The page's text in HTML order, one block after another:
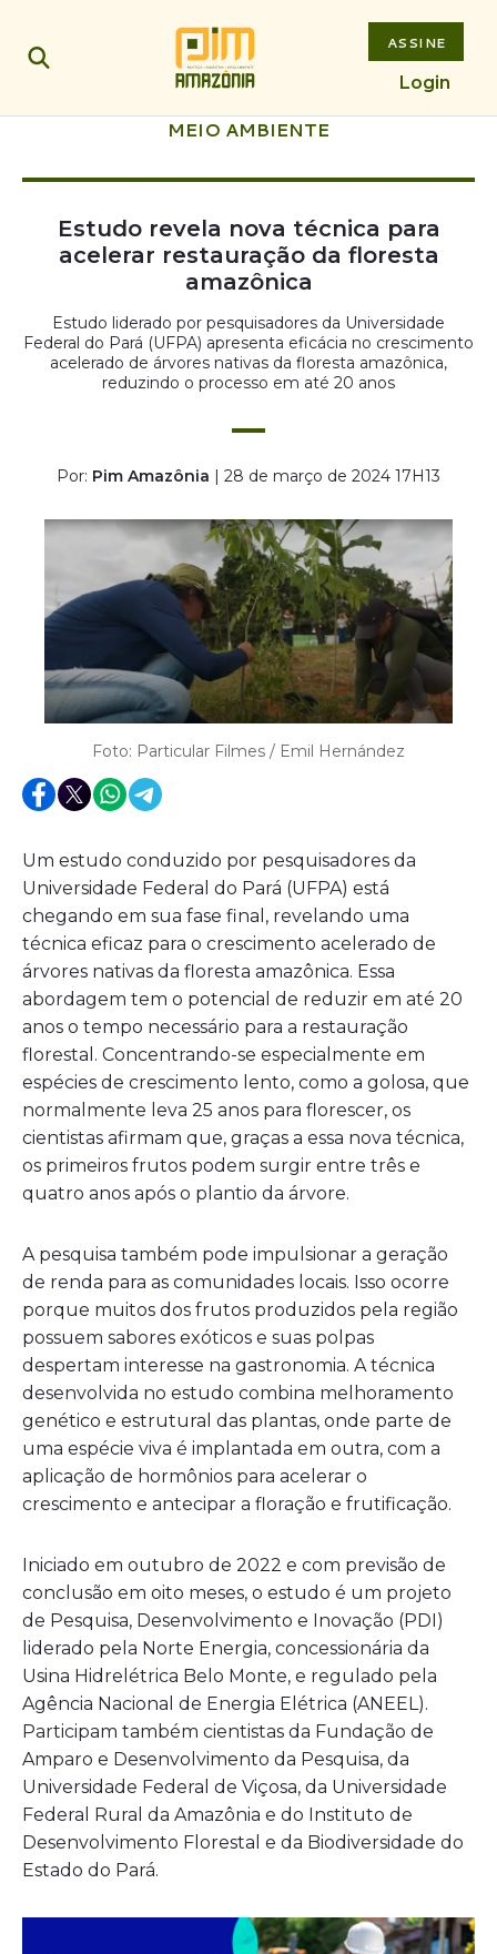
ASSINE
Login
MEIO AMBIENTE
Estudo revela nova técnica para
acelerar restauração da floresta
amazônica
Estudo liderado por pesquisadores da Universidade
Federal do Pará (UFPA) apresenta eficácia no crescimento
acelerado de árvores nativas da floresta amazônica,
reduzindo o processo em até 20 anos
Por: Pim Amazônia | 28 de março de 2024 17H13
Foto: Particular Filmes / Emil Hernández
Um estudo conduzido por pesquisadores da
Universidade Federal do Pará (UFPA) está
chegando em sua fase final, revelando uma
técnica eficaz para o crescimento acelerado de
árvores nativas da floresta amazônica. Essa
abordagem tem o potencial de reduzir em até 20
anos o tempo necessário para a restauração
florestal. Concentrando-se especialmente em
espécies de crescimento lento, como a golosa, que
normalmente leva 25 anos para florescer, os
cientistas afirmam que, graças a essa nova técnica,
os primeiros frutos podem surgir entre três e
quatro anos após o plantio da árvore.
A pesquisa também pode impulsionar a geração
de renda para as comunidades locais. Isso ocorre
porque muitos dos frutos produzidos pela região
possuem sabores exóticos e suas polpas
despertam interesse na gastronomia. A técnica
desenvolvida no estudo combina melhoramento
genético e estrutural das plantas, onde parte de
uma espécie viva é implantada em outra, com a
aplicação de hormônios para acelerar o
crescimento e antecipar a floração e frutificação.
Iniciado em outubro de 2022 e com previsão de
conclusão em oito meses, o estudo é um projeto
de Pesquisa, Desenvolvimento e Inovação (PDI)
liderado pela Norte Energia, concessionária da
Usina Hidrelétrica Belo Monte, e regulado pela
Agência Nacional de Energia Elétrica (ANEEL).
Participam também cientistas da Fundação de
Amparo e Desenvolvimento da Pesquisa, da
Universidade Federal de Viçosa, da Universidade
Federal Rural da Amazônia e do Instituto de
Desenvolvimento Florestal e da Biodiversidade do
Estado do Pará.